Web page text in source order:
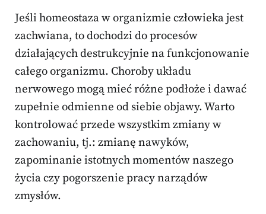
Jeśli homeostaza w organizmie człowieka jest
zachwiana, to dochodzi do procesów
działających destrukcyjnie na funkcjonowanie
całego organizmu. Choroby układu
nerwowego mogą mieć różne podłoże i dawać
zupełnie odmienne od siebie objawy. Warto
kontrolować przede wszystkim zmiany w
zachowaniu, tj.: zmianę nawyków,
zapominanie istotnych momentów naszego
życia czy pogorszenie pracy narządów
zmysłów.